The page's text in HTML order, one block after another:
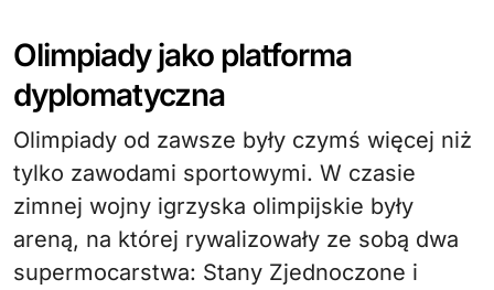
Olimpiady jako platforma
dyplomatyczna
Olimpiady od zawsze były czymś więcej niż
tylko zawodami sportowymi. W czasie
zimnej wojny igrzyska olimpijskie były
areną, na której rywalizowały ze sobą dwa
supermocarstwa: Stany Zjednoczone i